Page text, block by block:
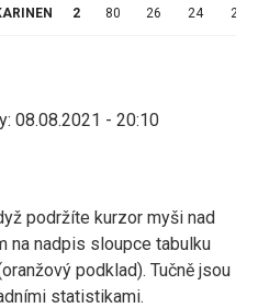
2 80 26 24 2
08.08.2021 - 20:10
podržíte kurzor myši nad
na nadpis sloupce tabulku
podklad). Tučně jsou
statistikami.